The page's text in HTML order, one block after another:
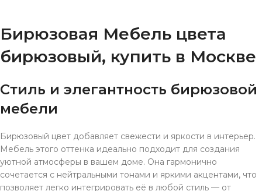
Бирюзовая Мебель цвета
бирюзовый, купить в Москве
Стиль и элегантность бирюзовой
мебели
Бирюзовый цвет добавляет свежести и яркости в интерьер.
Мебель этого оттенка идеально подходит для создания
уютной атмосферы в вашем доме. Она гармонично
сочетается с нейтральными тонами и яркими акцентами, что
позволяет легко интегрировать её в любой стиль — от